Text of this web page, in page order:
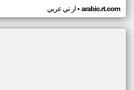
ار تي عربي• arabic.rt.com